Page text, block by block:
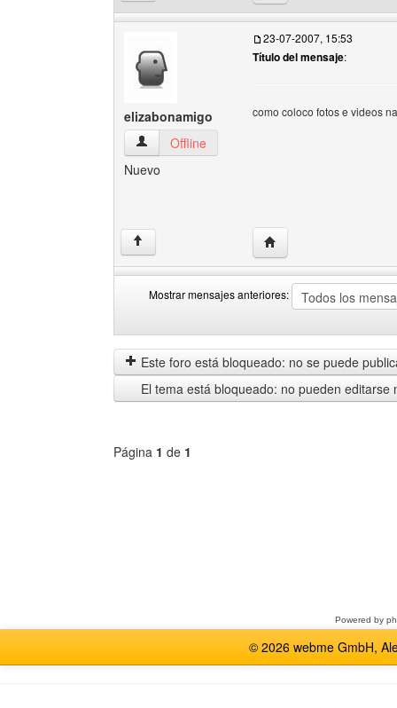
elizabonamigo
elizabonamigo Ver perfil del usuario
Offline
Nuevo
23-07-2007, 15:53
Título del mensaje:
como coloco fotos e videos
↑ Visitar sitio web del
Mostrar mensajes anteriores:
mensajes
anteriores
by
Este foro está bloqueado: no se puede
El tema está bloqueado: no pueden editarse
Página 1 de 1
Powered by
© 2026 webme GmbH,